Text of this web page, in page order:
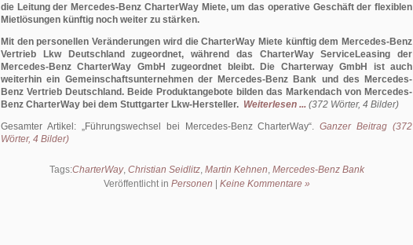
die Leitung der Mercedes-Benz CharterWay Miete, um das operative Geschäft der flexiblen
Mietlösungen künftig noch weiter zu stärken.
Mit den personellen Veränderungen wird die CharterWay Miete künftig dem Mercedes-Benz
Vertrieb Lkw Deutschland zugeordnet, während das CharterWay ServiceLeasing der
Mercedes-Benz CharterWay GmbH zugeordnet bleibt. Die Charterway GmbH ist auch
weiterhin ein Gemeinschaftsunternehmen der Mercedes-Benz Bank und des Mercedes-
Benz Vertrieb Deutschland. Beide Produktangebote bilden das Markendach von Mercedes-
Benz CharterWay bei dem Stuttgarter Lkw-Hersteller. Weiterlesen ... (372 Wörter, 4 Bilder)
Gesamter Artikel:
Führungswechsel bei Mercedes-Benz CharterWay .Ganzer Beitrag (372
Wörter, 4 Bilder)
Tags:CharterWay, Christian Seidlitz, Martin Kehnen, Mercedes-Benz Bank
Veröffentlicht in Personen Keine Kommentare »